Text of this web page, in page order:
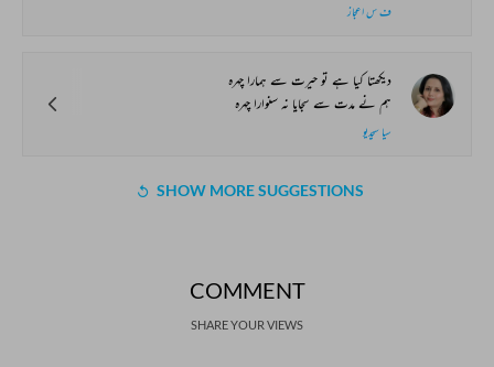
ف س اعجاز
دیکھتا کیا ہے تو حیرت سے ہمارا چہرہ
ہم نے مدت سے سجایا نہ سنوارا چہرہ
سیا سچدیو
SHOW MORE SUGGESTIONS
COMMENT
SHARE YOUR VIEWS